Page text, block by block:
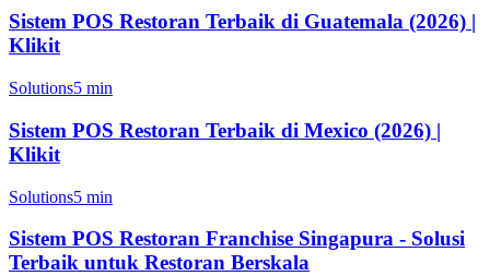
Sistem POS Restoran Terbaik di Guatemala (2026) |
Klikit
Solutions5 min
Sistem POS Restoran Terbaik di Mexico (2026) |
Klikit
Solutions5 min
Sistem POS Restoran Franchise Singapura - Solusi
Terbaik untuk Restoran Berskala